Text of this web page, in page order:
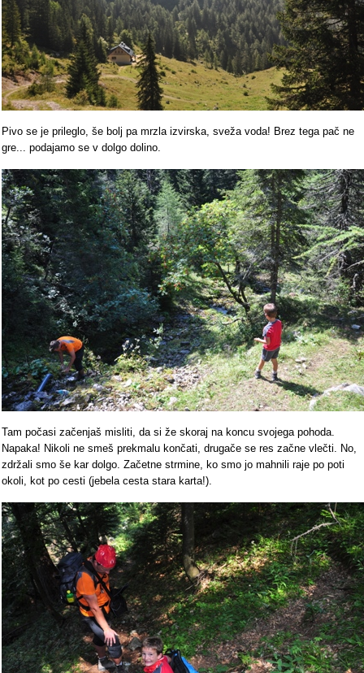
Pivo se je prileglo, še bolj pa mrzla izvirska, sveža voda! Brez tega pač ne
gre... podajamo se v dolgo dolino.
Tam počasi začenjaš misliti, da si že skoraj na koncu svojega pohoda.
Napaka! Nikoli ne smeš prekmalu končati, drugače se res začne vlečti. No,
zdržali smo še kar dolgo. Začetne strmine, ko smo jo mahnili raje po poti
okoli, kot po cesti (jebela cesta stara karta!).